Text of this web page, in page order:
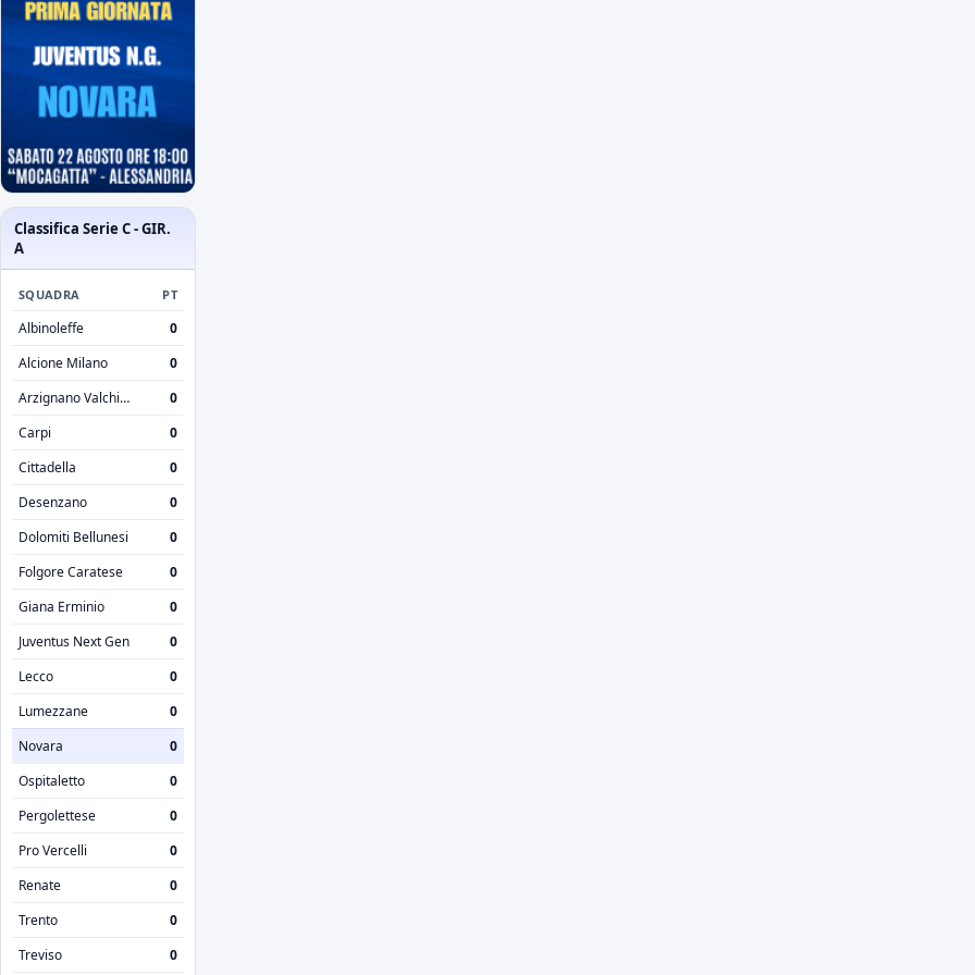
Classifica Serie C - GIR.
A
SQUADRA PT
Albinoleffe
0
Alcione Milano
0
Arzignano Valchiampo
0
Carpi
0
Cittadella
0
Desenzano
0
Dolomiti Bellunesi
0
Folgore Caratese
0
Giana Erminio
0
Juventus Next Gen
0
Lecco
0
Lumezzane
0
Novara
0
Ospitaletto
0
Pergolettese
0
Pro Vercelli
0
Renate
0
Trento
0
Treviso
0